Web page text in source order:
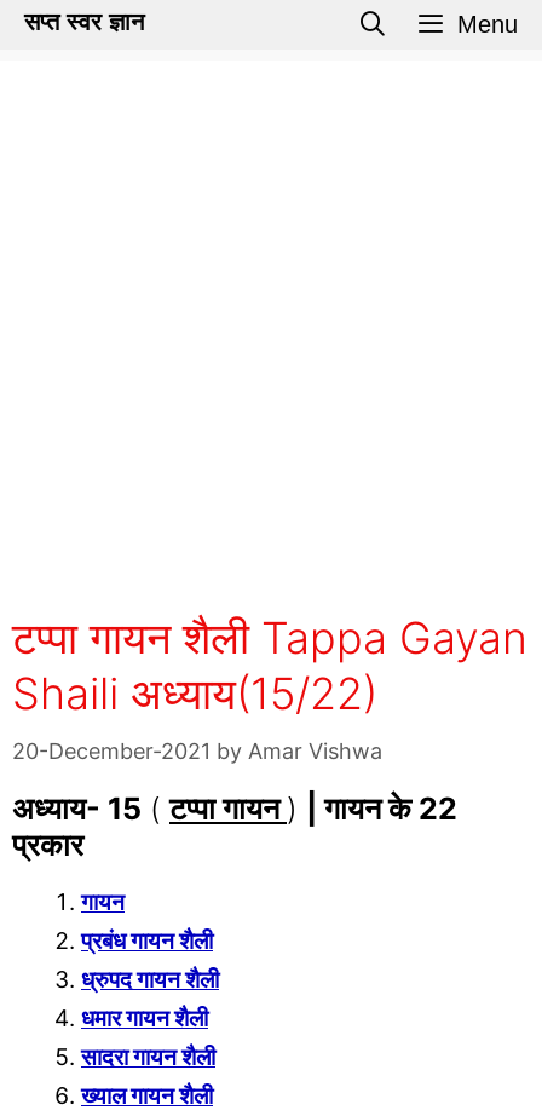
Skipसप्त स्वर ज्ञान Menu
टप्पा गायन शैली Tappa Gayan
Shaili अध्याय(15/22)
20-December-2021 by Amar Vishwa
अध्याय- 15 (टप्पा गायन) |गायन के 22
प्रकार
गायन
प्रबंध गायन शैली
ध्रुपद गायन शैली
धमार गायन शैली
सादरा गायन शैली
ख्याल गायन शैली